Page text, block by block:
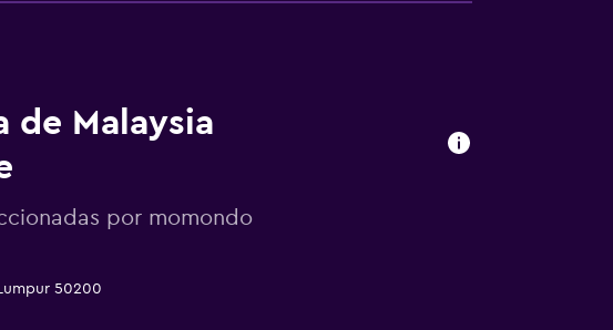
de Malaysia
por momondo
50200